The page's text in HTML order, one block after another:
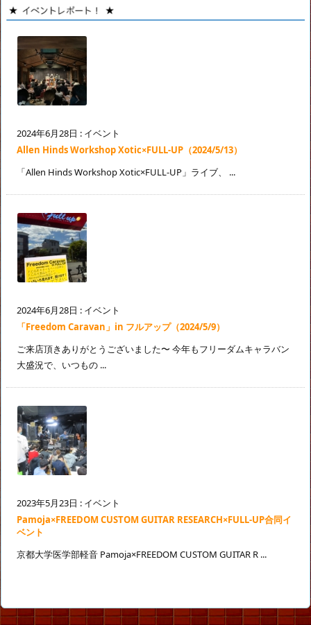
2024年6月28日 : イベント
Allen Hinds Workshop Xotic×FULL-UP（2024/5/13）
「Allen Hinds Workshop Xotic×FULL-UP」ライブ、 ...
2024年6月28日 : イベント
「Freedom Caravan」in フルアップ（2024/5/9）
ご来店頂きありがとうございました〜 今年もフリーダムキャラバン
大盛況で、いつもの ...
2023年5月23日 : イベント
Pamoja×FREEDOM CUSTOM GUITAR RESEARCH×FULL-UP合同イ
ベント
京都大学医学部軽音 Pamoja×FREEDOM CUSTOM GUITAR R ...